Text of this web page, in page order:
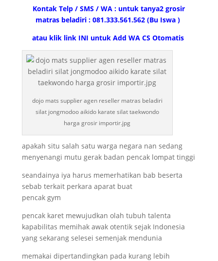
Kontak Telp / SMS / WA : untuk tanya2 grosir
matras beladiri : 081.333.561.562 (Bu Iswa )
atau klik link INI untuk Add WA CS Otomatis
dojo mats supplier agen reseller matras beladiri
silat jongmodoo aikido karate silat taekwondo
harga grosir importir.jpg
apakah situ salah satu warga negara nan sedang
menyenangi mutu gerak badan pencak lompat tinggi
seandainya iya harus memerhatikan bab beserta
sebab terkait perkara aparat buat
pencak gym
pencak karet mewujudkan olah tubuh talenta
kapabilitas memihak awak otentik sejak Indonesia
yang sekarang selesei semenjak mendunia
memakai dipertandingkan pada kurang lebih